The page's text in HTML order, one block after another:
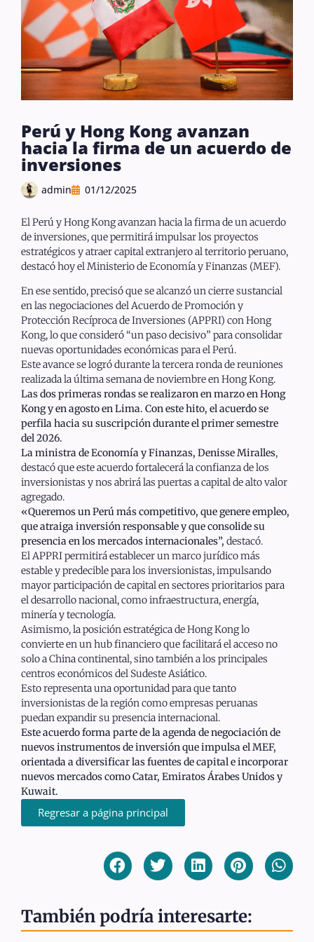
Perú y Hong Kong avanzan
hacia la firma de un acuerdo de
inversiones
admin 01/12/2025
El Perú y Hong Kong avanzan hacia la firma de un acuerdo
de inversiones, que permitirá impulsar los proyectos
estratégicos y atraer capital extranjero al territorio peruano,
destacó hoy el Ministerio de Economía y Finanzas (MEF).
En ese sentido, precisó que se alcanzó un cierre sustancial
en las negociaciones del Acuerdo de Promoción y
Protección Recíproca de Inversiones (APPRI) con Hong
Kong, lo que consideró “un paso decisivo” para consolidar
nuevas oportunidades económicas para el Perú.
Este avance se logró durante la tercera ronda de reuniones
realizada la última semana de noviembre en Hong Kong.
Las dos primeras rondas se realizaron en marzo en Hong
Kong y en agosto en Lima. Con este hito, el acuerdo se
perfila hacia su suscripción durante el primer semestre
del 2026.
La ministra de Economía y Finanzas, Denisse Miralles,
destacó que este acuerdo fortalecerá la confianza de los
inversionistas y nos abrirá las puertas a capital de alto valor
agregado.
«Queremos un Perú más competitivo, que genere empleo,
que atraiga inversión responsable y que consolide su
presencia en los mercados internacionales”, destacó.
El APPRI permitirá establecer un marco jurídico más
estable y predecible para los inversionistas, impulsando
mayor participación de capital en sectores prioritarios para
el desarrollo nacional, como infraestructura, energía,
minería y tecnología.
Asimismo, la posición estratégica de Hong Kong lo
convierte en un hub financiero que facilitará el acceso no
solo a China continental, sino también a los principales
centros económicos del Sudeste Asiático.
Esto representa una oportunidad para que tanto
inversionistas de la región como empresas peruanas
puedan expandir su presencia internacional.
Este acuerdo forma parte de la agenda de negociación de
nuevos instrumentos de inversión que impulsa el MEF,
orientada a diversificar las fuentes de capital e incorporar
nuevos mercados como Catar, Emiratos Árabes Unidos y
Kuwait.
Regresar a página principal
También podría interesarte: